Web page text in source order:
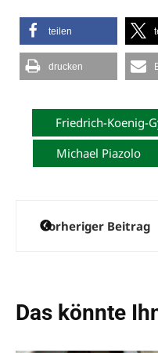
teilen
drucken
Friedrich-Koenig-
Michael Piazolo
Vorheriger Beitrag
Das könnte